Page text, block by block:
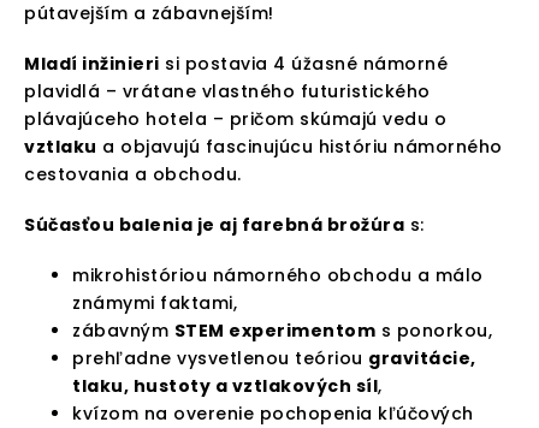
pútavejším a zábavnejším!
Mladí inžinieri si postavia 4 úžasné námorné
plavidlá – vrátane vlastného futuristického
plávajúceho hotela – pričom skúmajú vedu o
vztlaku a objavujú fascinujúcu históriu námorného
cestovania a obchodu.
Súčasťou balenia je aj farebná brožúra s:
mikrohistóriou námorného obchodu a málo
známymi faktami,
zábavným STEM experimentom s ponorkou,
prehľadne vysvetlenou teóriou gravitácie,
tlaku, hustoty a vztlakových síl,
kvízom na overenie pochopenia kľúčových